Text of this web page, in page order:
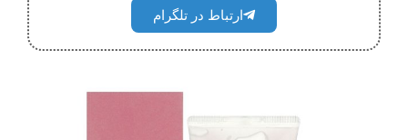
ارتباط در تلگرام